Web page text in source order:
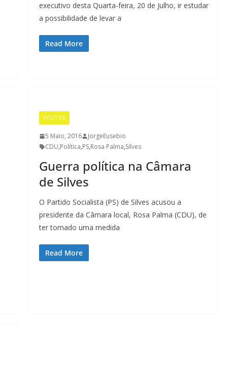
executivo desta Quarta-feira, 20 de Julho, ir estudar
a possibilidade de levar a
Read More
POLÍTICA
5 Maio, 2016
JorgeEusebio
CDU,Política,PS,Rosa Palma,Silves
Guerra política na Câmara
de Silves
O Partido Socialista (PS) de Silves acusou a
presidente da Câmara local, Rosa Palma (CDU), de
ter tomado uma medida
Read More
Lagos – A quem pertence a parte superior da
sacristia da Igreja de Santa Maria?!…